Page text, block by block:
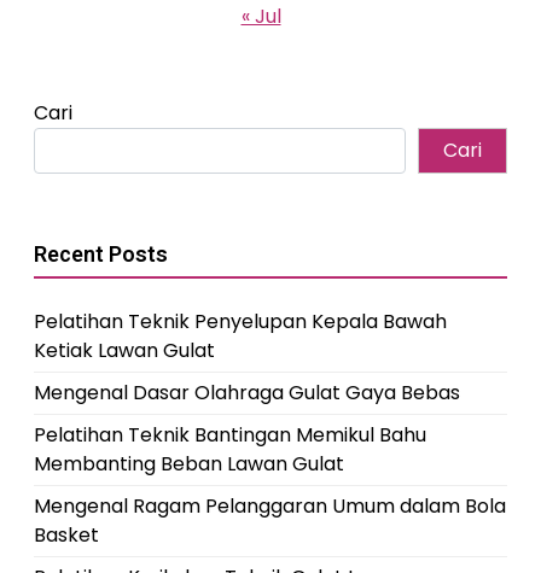
« Jul
Cari
Cari
Recent Posts
Pelatihan Teknik Penyelupan Kepala Bawah
Ketiak Lawan Gulat
Mengenal Dasar Olahraga Gulat Gaya Bebas
Pelatihan Teknik Bantingan Memikul Bahu
Membanting Beban Lawan Gulat
Mengenal Ragam Pelanggaran Umum dalam Bola
Basket